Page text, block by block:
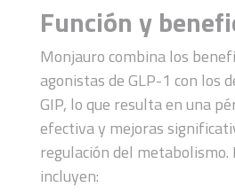
Función y
Monjauro combina los
agonistas de GLP-1 con los
GIP, lo que resulta en una
efectiva y mejoras
regulación del metabolismo.
incluyen: